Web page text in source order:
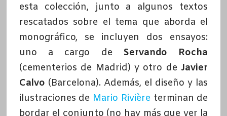
esta colección, junto a algunos textos
rescatados sobre el tema que aborda el
monográfico, se incluyen
dos ensayos:
uno a cargo de Servando Rocha
(cementerios de Madrid) y otro deJavier
Calvo (Barcelona). Además, el diseño y las
ilustraciones de Mario Rivièreterminan de
bordar el conjunto (no hay más que ver la